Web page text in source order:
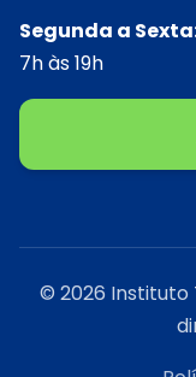
Segunda a
7h às 19h
© 2026 Instituto